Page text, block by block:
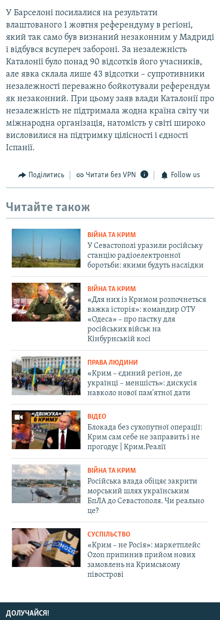
У Барселоні посилалися на результати
влаштованого 1 жовтня референдуму в регіоні,
який так само був визнаний незаконним у Мадриді
і відбувся всупереч забороні. За незалежність
Каталонії було понад 90 відсотків його учасників,
але явка склала лише 43 відсотки – супротивники
незалежності переважно бойкотували референдум
як незаконний. При цьому заяв влади Каталонії про
незалежність не підтримала жодна країна світу чи
міжнародна організація, натомість у світі широко
висловилися на підтримку цілісності і єдності
Іспанії.
Поділитись Читати без VPN Follow us
Читайте також
ВІЙНА ТА КРИМ
У Севастополі уразили російську
станцію радіоелектронної
боротьби: якими будуть наслідки
ВІЙНА ТА КРИМ
«Для них із Кримом розпочнеться
важка історія»: командир ОТУ
«Одеса» – про пастку для
російських військ на
Кінбурнській косі
ПРАВА ЛЮДИНИ
«Крим – єдиний регіон, де
українці – меншість»: дискусія
навколо нової пам'ятної дати
ВІДЕО
Блокада без сухопутної операції:
Крим сам себе не заправить і не
прогодує | Крим.Реалії
ВІЙНА ТА КРИМ
Російська влада обіцяє закрити
морський шлях українським
БпЛА до Севастополя. Чи реально
це?
СУСПІЛЬСТВО
«Крим – не Росія»: маркетплейс
Ozon припинив прийом нових
замовлень на Кримському
півострові
ДОЛУЧАЙСЯ!